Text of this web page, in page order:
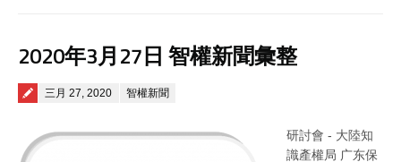
2020年3月27日 智權新聞彙整
Posted on
三月 27, 2020 智權新聞
研討會 - 大陸知
識產權局 广东保